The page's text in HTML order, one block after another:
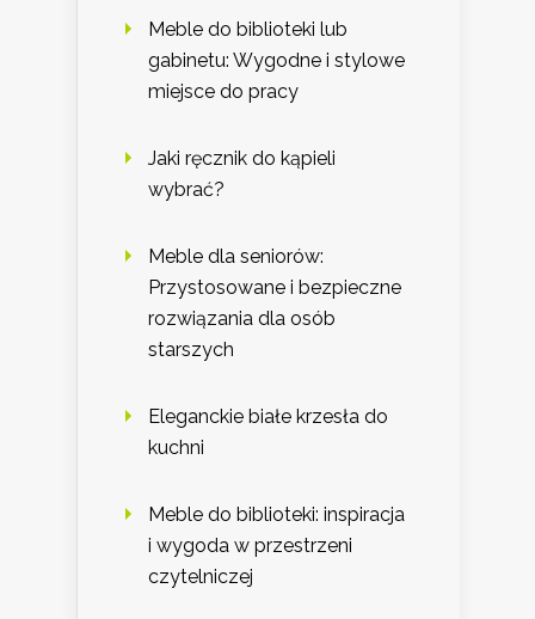
Meble do biblioteki lub
gabinetu: Wygodne i stylowe
miejsce do pracy
Jaki ręcznik do kąpieli
wybrać?
Meble dla seniorów:
Przystosowane i bezpieczne
rozwiązania dla osób
starszych
Eleganckie białe krzesła do
kuchni
Meble do biblioteki: inspiracja
i wygoda w przestrzeni
czytelniczej